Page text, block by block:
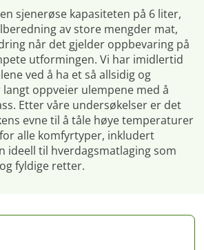
sjenerøse kapasiteten på 6 liter,
av store mengder mat,
når det gjelder oppbevaring på
utformingen. Vi har imidlertid
ved å ha et så allsidig og
oppveier ulempene med å
Etter våre undersøkelser er det
evne til å tåle høye temperaturer
alle komfyrtyper, inkludert
ideell til hverdagsmatlaging som
fyldige retter.